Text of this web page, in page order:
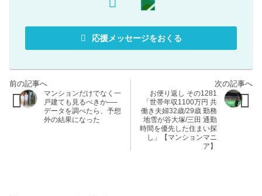
応援メッセージをおくる
マンションだけでなく一
戸建ても見るべきか──
データを調べたら、予想
外の結果になった
お便り返し その1281
「世帯年収1100万円 共
働き夫婦32歳/29歳 勤務
地雪が谷大塚/三田 通勤
時間を優先した住まい探
し」【マンションマニ
ア】